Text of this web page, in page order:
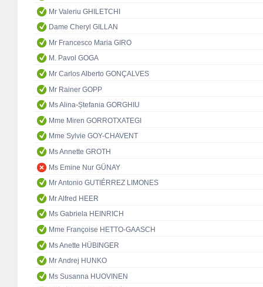
Mr Valeriu GHILETCHI
Dame Cheryl GILLAN
Mr Francesco Maria GIRO
M. Pavol GOGA
Mr Carlos Alberto GONÇALVES
Mr Rainer GOPP
Ms Alina-Ștefania GORGHIU
Mme Miren GORROTXATEGI
Mme Sylvie GOY-CHAVENT
Ms Annette GROTH
Ms Emine Nur GÜNAY
Mr Antonio GUTIÉRREZ LIMONES
Mr Alfred HEER
Ms Gabriela HEINRICH
Mme Françoise HETTO-GAASCH
Ms Anette HÜBINGER
Mr Andrej HUNKO
Ms Susanna HUOVINEN